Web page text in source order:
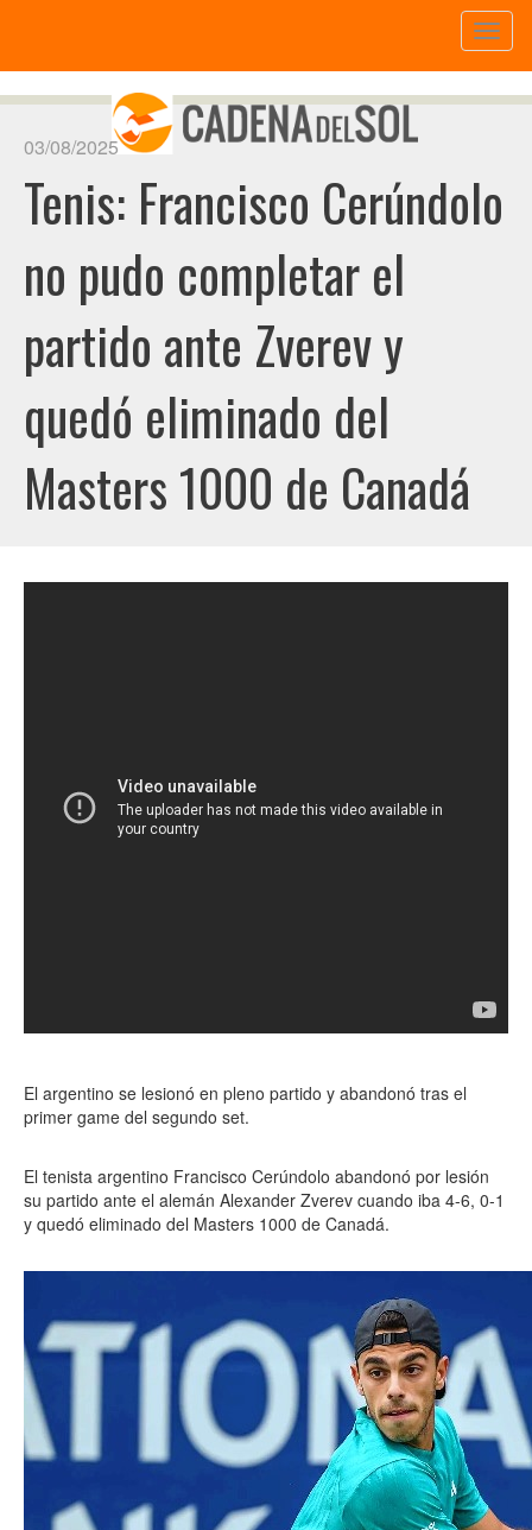
03/08/2025
Tenis: Francisco Cerúndolo
no pudo completar el
partido ante Zverev y
quedó eliminado del
Masters 1000 de Canadá
El argentino se lesionó en pleno partido y abandonó tras el
primer game del segundo set.
El tenista argentino Francisco Cerúndolo abandonó por lesión
su partido ante el alemán Alexander Zverev cuando iba 4-6, 0-1
y quedó eliminado del Masters 1000 de Canadá.